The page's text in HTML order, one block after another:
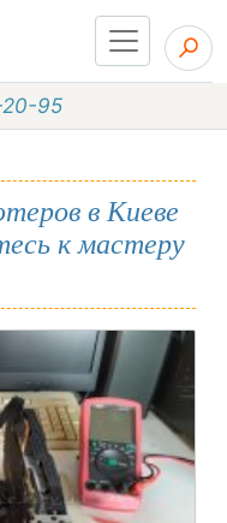
95
в Киеве
к мастеру